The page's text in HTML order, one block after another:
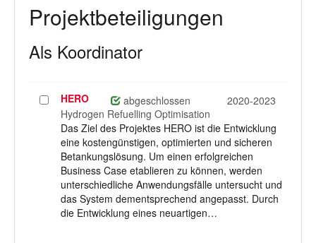
Projektbeteiligungen
Als Koordinator
Projekt
auswählen
HERO abgeschlossen
2020-2023
Hydrogen Refuelling Optimisation
Das Ziel des Projektes HERO ist die Entwicklung
eine kostengünstigen, optimierten und sicheren
Betankungslösung. Um einen erfolgreichen
Business Case etablieren zu können, werden
unterschiedliche Anwendungsfälle untersucht und
das System dementsprechend angepasst. Durch
die Entwicklung eines neuartigen…